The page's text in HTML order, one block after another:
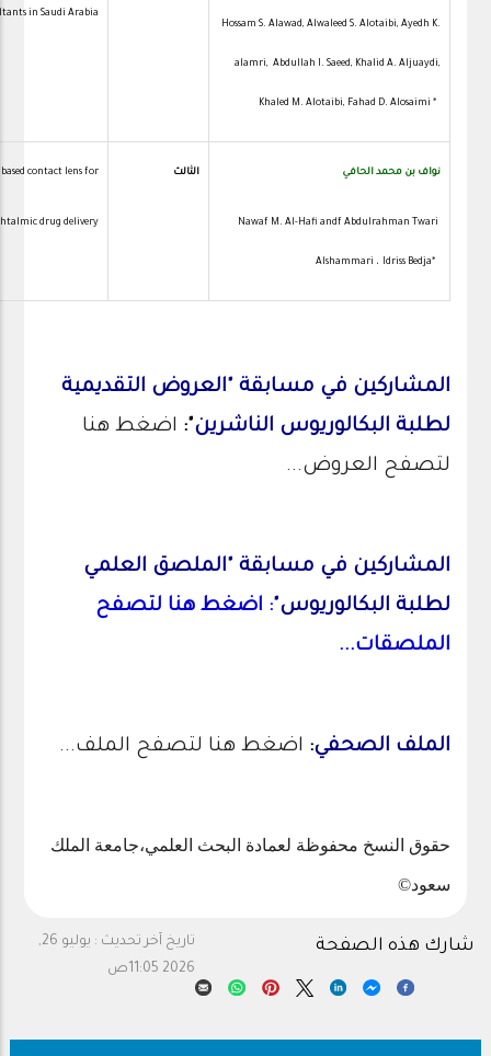
Hossam S. Alawad, Alwaleed S. Alotaibi, Ayedh K.
alamri, Abdullah I. Saeed, Khalid A. Aljuaydi,
Khaled M. Alotaibi, Fahad D. Alosaimi *2
in Saudi Arabia".
نواف بن محمد الحافي
Nawaf M. Al-Hafi andf Abdulrahman Twari
Alshammari ، Idriss Bedja*a
الثالث contact lens for
drug delivery
المشاركين في مسابقة "العروض التقديمية
لطلبة البكالوريوس الناشرين": اضغط هنا
لتصفح العروض...
المشاركين في مسابقة "الملصق العلمي
لطلبة البكالوريوس": اضغط هنا لتصفح
الملصقات...
الملف الصحفي: اضغط هنا لتصفح الملف...
حقوق النسخ محفوظة لعمادة البحث العلمي،جامعة الملك
سعود©
تاريخ آخر تحديث :
يوليو 26,
2026 11:05ص
شارك هذه الصفحة